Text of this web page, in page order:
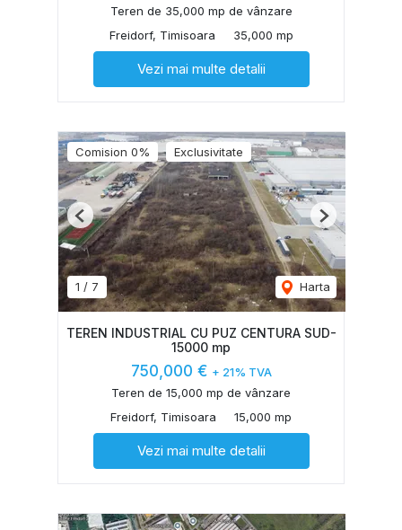
Teren de 35,000 mp de vânzare
Freidorf, Timisoara
35,000 mp
Vezi mai multe detalii
Comision 0% Exclusivitate
1 / 7 Harta
Previous Next
TEREN INDUSTRIAL CU PUZ CENTURA SUD-
15000 mp
750,000 € + 21% TVA
Teren de 15,000 mp de vânzare
Freidorf, Timisoara
15,000 mp
Vezi mai multe detalii